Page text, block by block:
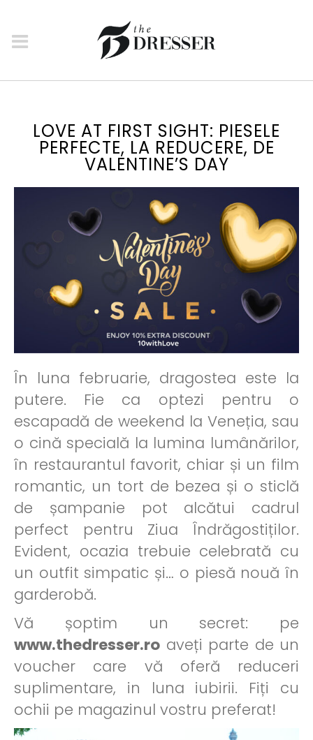
LOVE AT FIRST SIGHT: PIESELE
PERFECTE, LA REDUCERE, DE
VALENTINE’S DAY
În luna februarie, dragostea este la
putere. Fie ca optezi pentru o
escapadă de weekend la Veneția, sau
o cină specială la lumina lumânărilor,
în restaurantul favorit, chiar și un film
romantic, un tort de bezea și o sticlă
de șampanie pot alcătui cadrul
perfect pentru Ziua Îndrăgostiților.
Evident, ocazia trebuie celebrată cu
un outfit simpatic și… o piesă nouă în
garderobă.
Vă șoptim un secret: pe
www.thedresser.ro aveți parte de un
voucher care vă oferă reduceri
suplimentare, in luna iubirii. Fiți cu
ochii pe magazinul vostru preferat!